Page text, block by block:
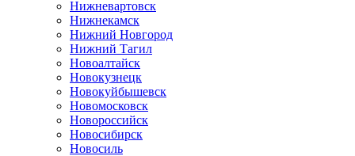
Нижневартовск
Нижнекамск
Нижний Новгород
Нижний Тагил
Новоалтайск
Новокузнецк
Новокуйбышевск
Новомосковск
Новороссийск
Новосибирск
Новосиль